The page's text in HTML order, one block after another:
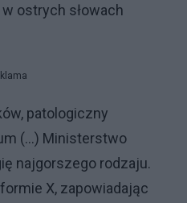
w ostrych słowach
patologiczny
(…) Ministerstwo
najgorszego rodzaju.
X, zapowiadając